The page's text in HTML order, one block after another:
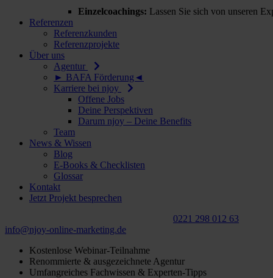
Einzelcoachings: Lassen Sie sich von unseren
Referenzen
Referenzkunden
Referenzprojekte
Über uns
Agentur
► BAFA Förderung◄
Karriere bei njoy
Offene Jobs
Deine Perspektiven
Darum njoy – Deine Benefits
Team
News & Wissen
Blog
E-Books & Checklisten
Glossar
Kontakt
Jetzt Projekt besprechen
0221 298 012 63
info@njoy‑online‑marketing.de
Kostenlose Webinar-Teilnahme
Renommierte & ausgezeichnete Agentur
Umfangreiches Fachwissen & Experten-Tipps